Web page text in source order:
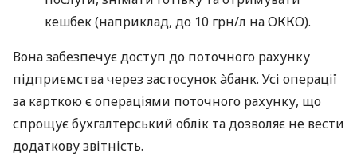
кешбек (наприклад, до 10 грн/л на ОККО).
Вона забезпечує доступ до поточного рахунку
підприємства через застосунок àбанк. Усі операції
за карткою є операціями поточного рахунку, що
спрощує бухгалтерський облік та дозволяє не вести
додаткову звітність.